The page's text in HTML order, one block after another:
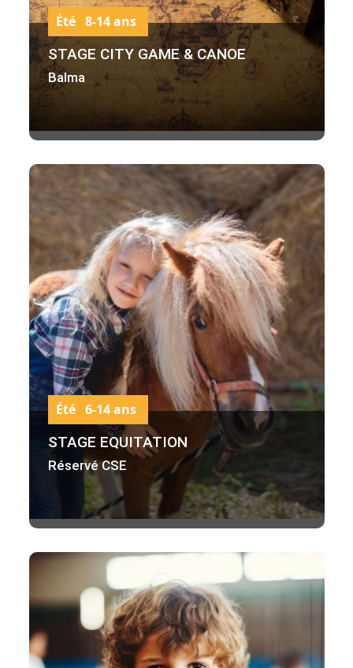
STAGE CITY GAME & CANOE
Balma
Été 8-14 ans
STAGE EQUITATION
Réservé CSE
Été 6-14 ans